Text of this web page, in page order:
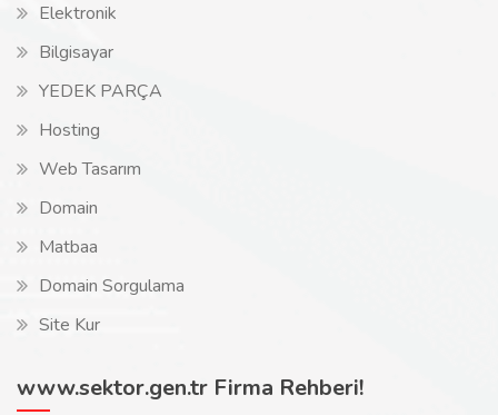
Elektronik
Bilgisayar
YEDEK PARÇA
Hosting
Web Tasarım
Domain
Matbaa
Domain Sorgulama
Site Kur
www.sektor.gen.tr Firma Rehberi!